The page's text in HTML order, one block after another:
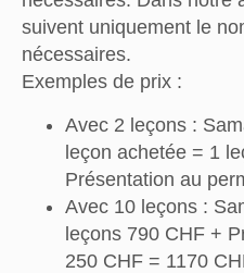
suivent uniquement le
nécessaires.
Exemples de prix :
Avec 2 leçons :
leçon achetée = 1
Présentation au
Avec 10 leçons :
leçons 790 CHF +
250 CHF = 1170